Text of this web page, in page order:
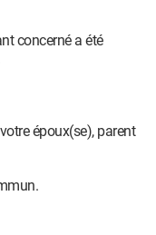
concerné a été
époux(se), parent